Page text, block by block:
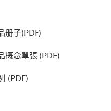
册子(PDF)
概念單張 (PDF)
(PDF)